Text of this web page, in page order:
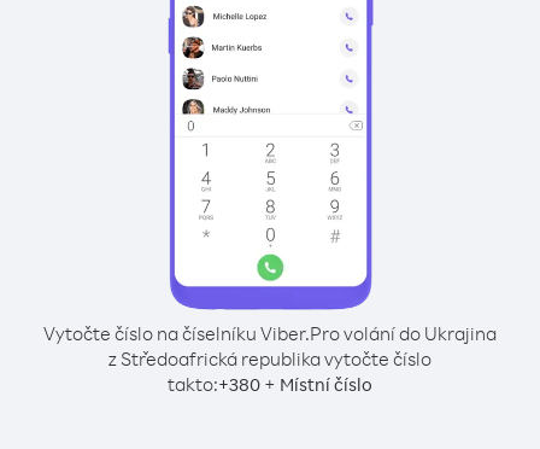
Vytočte číslo na číselníku Viber.Pro volání do Ukrajina
z Středoafrická republika vytočte číslo
takto:+380 + Místní číslo